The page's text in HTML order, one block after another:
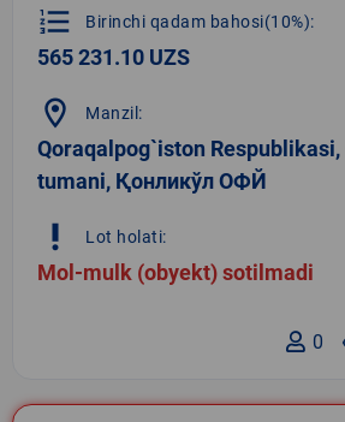
format_list_numbered Birinchi qadam bahosi(10%):
565 231.10 UZS
location_on Manzil:
Qoraqalpog`iston
tumani, Қонликўл ОФЙ
priority_high Lot holati:
Mol-mulk (obyekt) sotilmadi
0